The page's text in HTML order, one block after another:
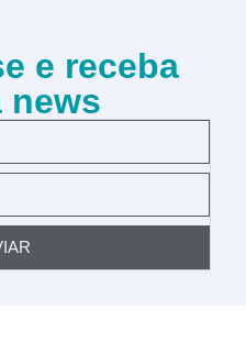
e receba
news